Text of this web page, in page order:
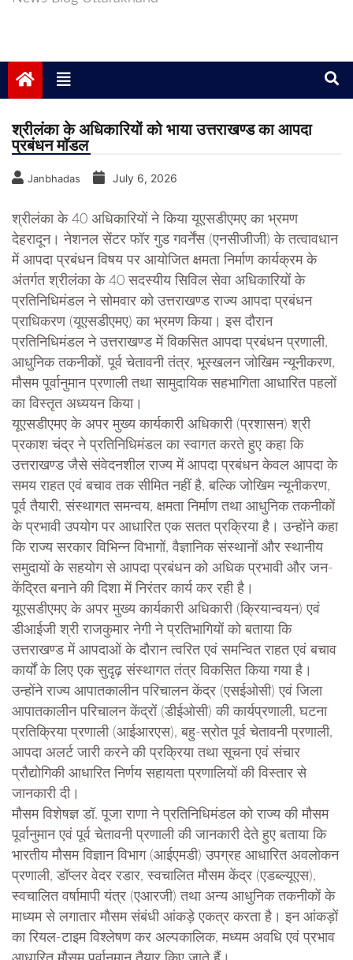
श्रीलंका के अधिकारियों को भाया उत्तराखण्ड का आपदा
प्रबंधन माॅडल
Janbhadas July 6, 2026
श्रीलंका के 40 अधिकारियों ने किया यूएसडीएमए का भ्रमण
देहरादून। नेशनल सेंटर फॉर गुड गवर्नेंस (एनसीजीजी) के तत्वावधान
में आपदा प्रबंधन विषय पर आयोजित क्षमता निर्माण कार्यक्रम के
अंतर्गत श्रीलंका के 40 सदस्यीय सिविल सेवा अधिकारियों के
प्रतिनिधिमंडल ने सोमवार को उत्तराखण्ड राज्य आपदा प्रबंधन
प्राधिकरण (यूएसडीएमए) का भ्रमण किया। इस दौरान
प्रतिनिधिमंडल ने उत्तराखण्ड में विकसित आपदा प्रबंधन प्रणाली,
आधुनिक तकनीकों, पूर्व चेतावनी तंत्र, भूस्खलन जोखिम न्यूनीकरण,
मौसम पूर्वानुमान प्रणाली तथा सामुदायिक सहभागिता आधारित पहलों
का विस्तृत अध्ययन किया।
यूएसडीएमए के अपर मुख्य कार्यकारी अधिकारी (प्रशासन) श्री
प्रकाश चंद्र ने प्रतिनिधिमंडल का स्वागत करते हुए कहा कि
उत्तराखण्ड जैसे संवेदनशील राज्य में आपदा प्रबंधन केवल आपदा के
समय राहत एवं बचाव तक सीमित नहीं है, बल्कि जोखिम न्यूनीकरण,
पूर्व तैयारी, संस्थागत समन्वय, क्षमता निर्माण तथा आधुनिक तकनीकों
के प्रभावी उपयोग पर आधारित एक सतत प्रक्रिया है। उन्होंने कहा
कि राज्य सरकार विभिन्न विभागों, वैज्ञानिक संस्थानों और स्थानीय
समुदायों के सहयोग से आपदा प्रबंधन को अधिक प्रभावी और जन-
केंद्रित बनाने की दिशा में निरंतर कार्य कर रही है।
यूएसडीएमए के अपर मुख्य कार्यकारी अधिकारी (क्रियान्वयन) एवं
डीआईजी श्री राजकुमार नेगी ने प्रतिभागियों को बताया कि
उत्तराखण्ड में आपदाओं के दौरान त्वरित एवं समन्वित राहत एवं बचाव
कार्यों के लिए एक सुदृढ़ संस्थागत तंत्र विकसित किया गया है।
उन्होंने राज्य आपातकालीन परिचालन केंद्र (एसईओसी) एवं जिला
आपातकालीन परिचालन केंद्रों (डीईओसी) की कार्यप्रणाली, घटना
प्रतिक्रिया प्रणाली (आईआरएस), बहु-स्रोत पूर्व चेतावनी प्रणाली,
आपदा अलर्ट जारी करने की प्रक्रिया तथा सूचना एवं संचार
प्रौद्योगिकी आधारित निर्णय सहायता प्रणालियों की विस्तार से
जानकारी दी।
मौसम विशेषज्ञ डॉ. पूजा राणा ने प्रतिनिधिमंडल को राज्य की मौसम
पूर्वानुमान एवं पूर्व चेतावनी प्रणाली की जानकारी देते हुए बताया कि
भारतीय मौसम विज्ञान विभाग (आईएमडी) उपग्रह आधारित अवलोकन
प्रणाली, डॉप्लर वेदर रडार, स्वचालित मौसम केंद्र (एडब्ल्यूएस),
स्वचालित वर्षामापी यंत्र (एआरजी) तथा अन्य आधुनिक तकनीकों के
माध्यम से लगातार मौसम संबंधी आंकड़े एकत्र करता है। इन आंकड़ों
का रियल-टाइम विश्लेषण कर अल्पकालिक, मध्यम अवधि एवं प्रभाव